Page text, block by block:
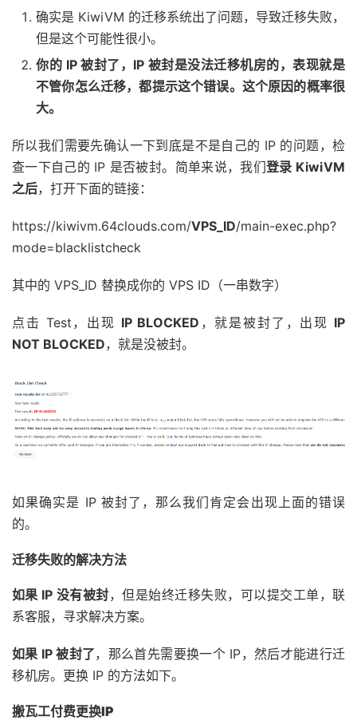
确实是 KiwiVM 的迁移系统出了问题，导致迁移失败，
但是这个可能性很小。
你的 IP 被封了，IP 被封是没法迁移机房的，表现就是
不管你怎么迁移，都提示这个错误。这个原因的概率很
大。
所以我们需要先确认一下到底是不是自己的 IP 的问题，检
查一下自己的 IP 是否被封。简单来说，我们登录 KiwiVM
之后，打开下面的链接：
https://kiwivm.64clouds.com/VPS_ID/main-exec.php?
mode=blacklistcheck
其中的 VPS_ID 替换成你的 VPS ID（一串数字）
点击 Test，出现 IP BLOCKED ，就是被封了，出现 IP
NOT BLOCKED，就是没被封。
如果确实是 IP 被封了，那么我们肯定会出现上面的错误
的。
迁移失败的解决方法
如果 IP 没有被封，但是始终迁移失败，可以提交工单，联
系客服，寻求解决方案。
如果 IP 被封了，那么首先需要换一个 IP，然后才能进行迁
移机房。更换 IP 的方法如下。
搬瓦工付费更换IP